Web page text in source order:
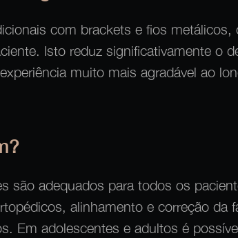
com brackets e fios
Isto reduz significativamente o
muito mais agradável ao
são adequados para todos os
alinhamento e correção da
Em adolescentes e adultos é